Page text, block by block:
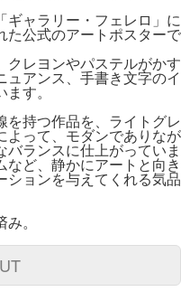
ギャラリー・フェレロ」に
た公式のアートポスターで
クレヨンやパステルがかす
ュアンス、手書き文字のイ
す。
を持つ作品を、ライトグレ
よって、モダンでありなが
バランスに仕上がっていま
など、静かにアートと向き
ションを与えてくれる気品
。